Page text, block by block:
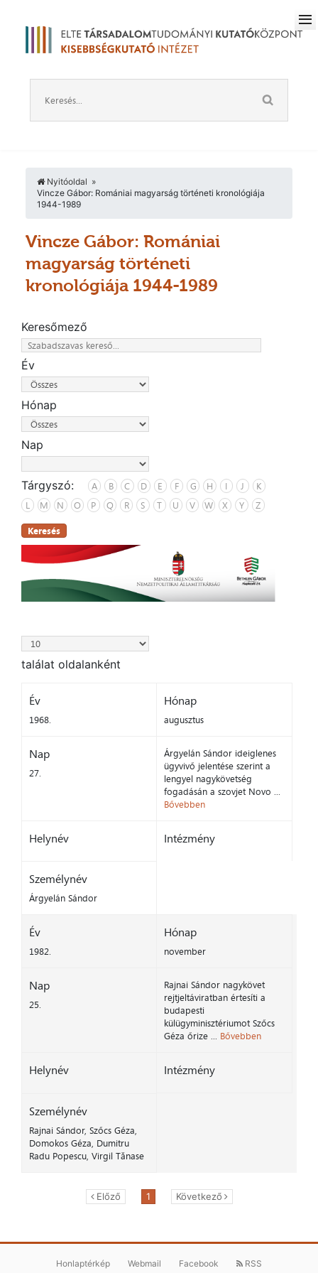
Nyitóoldal
Vincze Gábor: Romániai magyarság történeti kronológiája
1944-1989
Vincze Gábor: Romániai
magyarság történeti
kronológiája 1944-1989
Keresőmező
Év
Hónap
Nap
Tárgyszó: A B C D E F G H I J
K
L
M N O P Q R S T U V W X Y Z
Keresés
találat oldalanként
Év
1968.
Hónap
augusztus
Nap
27.
Árgyelán Sándor ideiglenes
ügyvivő jelentése szerint a
lengyel nagykövetség
fogadásán a szovjet Novo ...
Bővebben
Helynév Intézmény
Személynév
Árgyelán Sándor
Év
1982.
Hónap
november
Nap
25.
Rajnai Sándor nagykövet
rejtjeltáviratban értesíti a
budapesti
külügyminisztériumot Szőcs
Géza őrize ... Bővebben
Helynév Intézmény
Személynév
Rajnai Sándor, Szőcs Géza,
Domokos Géza, Dumitru
Radu Popescu, Virgil Tănase
Előző 1 Következő
Honlaptérkép Webmail Facebook RSS